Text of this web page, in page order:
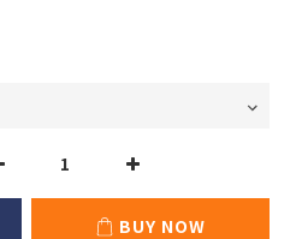
BUY NOW